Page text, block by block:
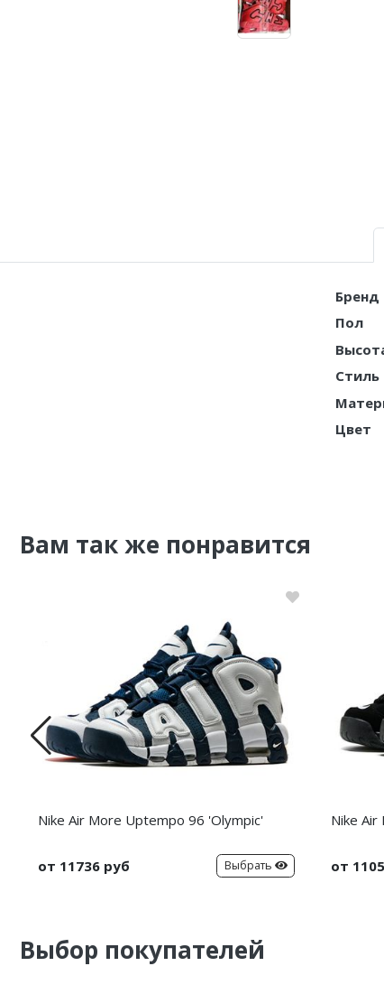
Бренд
Пол
Стиль
Цвет
Вам так же понравится
Nike Air More Uptempo 96 'Olympic'
от 11736 руб Выбрать
Nike
от
Выбор покупателей